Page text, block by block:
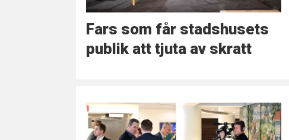
Fars som får stadshusets
publik att tjuta av skratt